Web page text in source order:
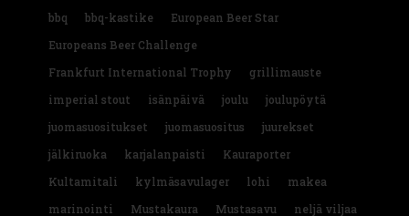
bbq bbq-kastike
European Beer Star
Europeans Beer Challenge
Frankfurt International Trophy
grillimauste
imperial stout
isänpäivä joulu
joulupöytä
juomasuositukset
juomasuositus
juurekset
jälkiruoka
karjalanpaisti
Kauraporter
Kultamitali
kylmäsavulager lohi
makea
marinointi
Mustakaura Mustasavu neljä viljaa